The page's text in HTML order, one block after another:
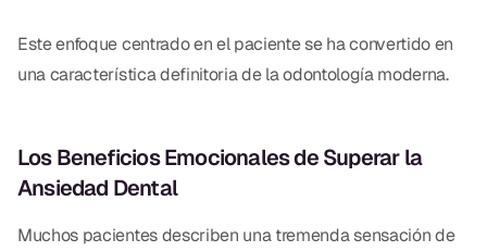
Este enfoque centrado en el paciente se ha convertido en
una característica definitoria de la odontología moderna.
Los Beneficios Emocionales de Superar la
Ansiedad Dental
Muchos pacientes describen una tremenda sensación de